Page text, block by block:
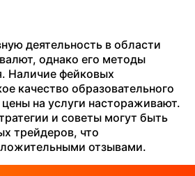
деятельность в области
однако его методы
Наличие фейковых
качество образовательного
на услуги настораживают.
и советы могут быть
трейдеров, что
отзывами​.